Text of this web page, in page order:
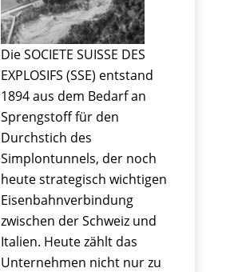
Die SOCIETE SUISSE DES
EXPLOSIFS (SSE) entstand
1894 aus dem Bedarf an
Sprengstoff für den
Durchstich des
Simplontunnels, der noch
heute strategisch wichtigen
Eisenbahnverbindung
zwischen der Schweiz und
Italien. Heute zählt das
Unternehmen nicht nur zu